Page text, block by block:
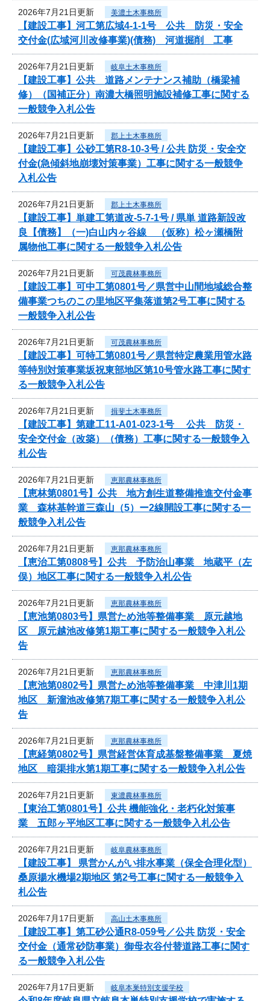
2026年7月21日更新 美濃土木事務所
【建設工事】河工第広域4-1-1号 公共 防災・安全
交付金(広域河川改修事業)(債務) 河道掘削 工事
2026年7月21日更新 岐阜土木事務所
【建設工事】公共 道路メンテナンス補助（橋梁補
修）（国補正分）南濃大橋照明施設補修工事に関する
一般競争入札公告
2026年7月21日更新 郡上土木事務所
【建設工事】公砂工第R8-10-3号 / 公共 防災・安全交
付金(急傾斜地崩壊対策事業）工事に関する一般競争
入札公告
2026年7月21日更新 郡上土木事務所
【建設工事】単建工第道改-5-7-1号 / 県単 道路新設改
良【債務】（一)白山内ヶ谷線 （仮称）松ヶ瀬橋附
属物他工事に関する一般競争入札公告
2026年7月21日更新 可茂農林事務所
【建設工事】可中工第0801号／県営中山間地域総合整
備事業つちのこの里地区平集落道第2号工事に関する
一般競争入札公告
2026年7月21日更新 可茂農林事務所
【建設工事】可特工第0801号／県営特定農業用管水路
等特別対策事業坂祝東部地区第10号管水路工事に関す
る一般競争入札公告
2026年7月21日更新 揖斐土木事務所
【建設工事】第建工11-A01-023-1号 公共 防災・
安全交付金（改築）（債務）工事に関する一般競争入
札公告
2026年7月21日更新 恵那農林事務所
【恵林第0801号】公共 地方創生道整備推進交付金事
業 森林基幹道三森山（5）ー2線開設工事に関する一
般競争入札公告
2026年7月21日更新 恵那農林事務所
【恵治工第0808号】公共 予防治山事業 地蔵平（左
俣）地区工事に関する一般競争入札公告
2026年7月21日更新 恵那農林事務所
【恵池第0803号】県営ため池等整備事業 原元越地
区 原元越池改修第1期工事に関する一般競争入札公
告
2026年7月21日更新 恵那農林事務所
【恵池第0802号】県営ため池等整備事業 中津川1期
地区 新溜池改修第7期工事に関する一般競争入札公
告
2026年7月21日更新 恵那農林事務所
【恵経第0802号】県営経営体育成基盤整備事業 夏焼
地区 暗渠排水第1期工事に関する一般競争入札公告
2026年7月21日更新 東濃農林事務所
【東治工第0801号】公共 機能強化・老朽化対策事
業 五郎ヶ平地区工事に関する一般競争入札公告
2026年7月21日更新 岐阜農林事務所
【建設工事】 県営かんがい排水事業（保全合理化型）
桑原揚水機場2期地区 第2号工事に関する一般競争入
札公告
2026年7月17日更新 高山土木事務所
【建設工事】第工砂公通R8-059号／公共 防災・安全
交付金（通常砂防事業）御母衣谷付替道路工事に関す
る一般競争入札公告
2026年7月17日更新 岐阜本巣特別支援学校